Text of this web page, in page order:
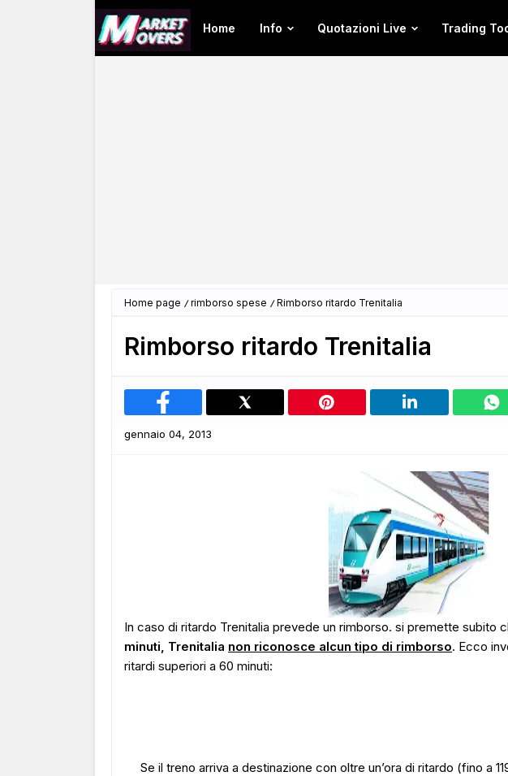
Home Info Quotazioni Live Trading
Home page rimborso spese Rimborso ritardo Trenitalia
Rimborso ritardo Trenitalia
gennaio 04, 2013
In caso di ritardo Trenitalia prevede un rimborso. si premette subito
minuti, Trenitalia non riconosce alcun tipo di rimborso. Ecco
ritardi superiori a 60 minuti:
Se il treno arriva a destinazione con oltre un’ora di ritardo (fino a